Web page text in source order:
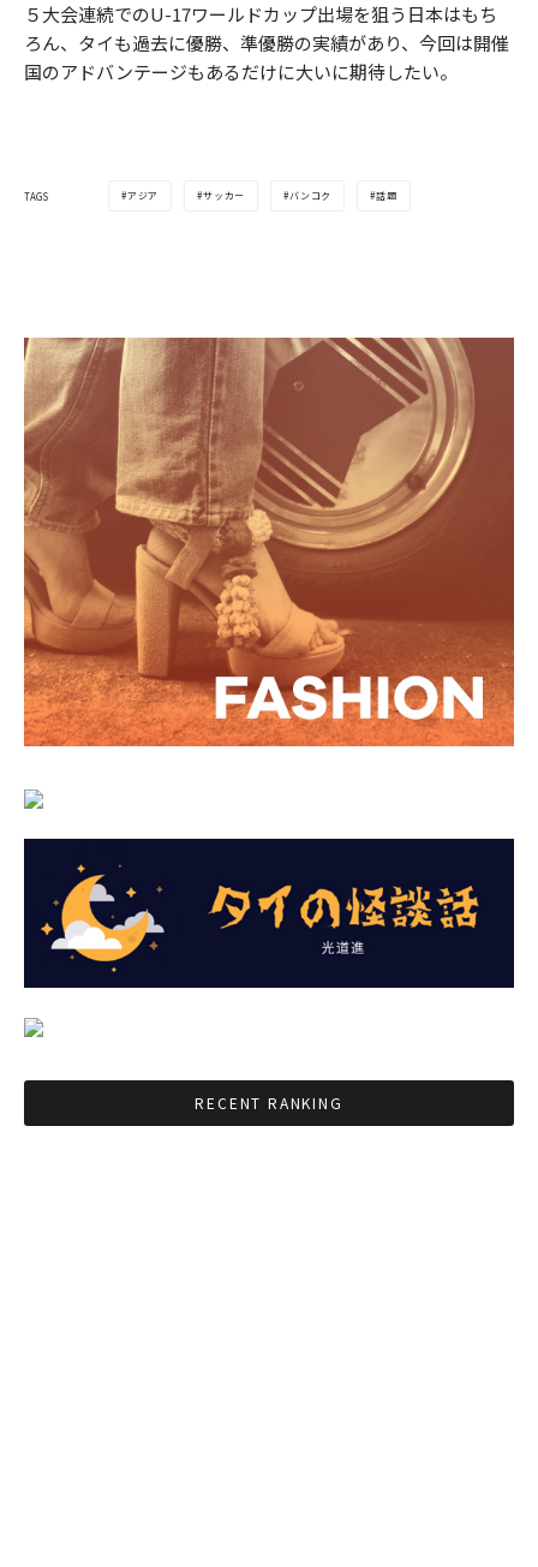
５大会連続でのU-17ワールドカップ出場を狙う日本はもち
ろん、タイも過去に優勝、準優勝の実績があり、今回は開催
国のアドバンテージもあるだけに大いに期待したい。
TAGS アジア サッカー バンコク 話題
RECENT RANKING